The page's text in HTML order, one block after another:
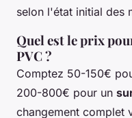
selon l'état initial des
Quel est le prix
PVC ?
Comptez 50-150€
200-800€ pour un
changement complet